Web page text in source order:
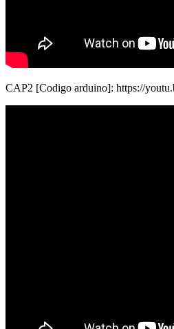
CAP2 [Codigo arduino]: https://